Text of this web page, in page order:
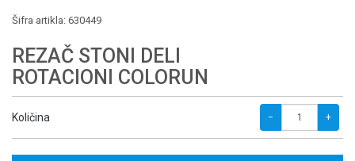
Šifra artikla: 630449
REZAČ STONI DELI
ROTACIONI COLORUN
Količina − +